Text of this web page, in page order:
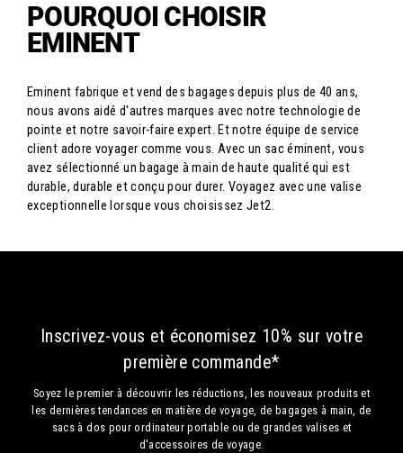
POURQUOI CHOISIR
EMINENT
Eminent fabrique et vend des bagages depuis plus de 40 ans,
nous avons aidé d'autres marques avec notre technologie de
pointe et notre savoir-faire expert. Et notre équipe de service
client adore voyager comme vous. Avec un sac éminent, vous
avez sélectionné un bagage à main de haute qualité qui est
durable, durable et conçu pour durer. Voyagez avec une valise
exceptionnelle lorsque vous choisissez Jet2.
Inscrivez-vous et économisez 10% sur votre
première commande*
Soyez le premier à découvrir les réductions, les nouveaux produits et
les dernières tendances en matière de voyage, de bagages à main, de
sacs à dos pour ordinateur portable ou de grandes valises et
d'accessoires de voyage.